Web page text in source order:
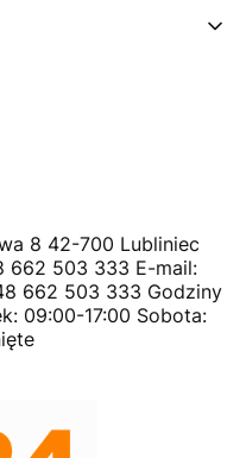
8 42-700 Lubliniec
662 503 333 E-mail:
662 503 333 Godziny
09:00-17:00 Sobota: